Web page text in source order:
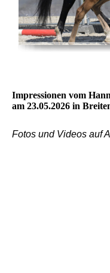
Impressionen vom
am 23.05.2026 in
Fotos und Videos auf